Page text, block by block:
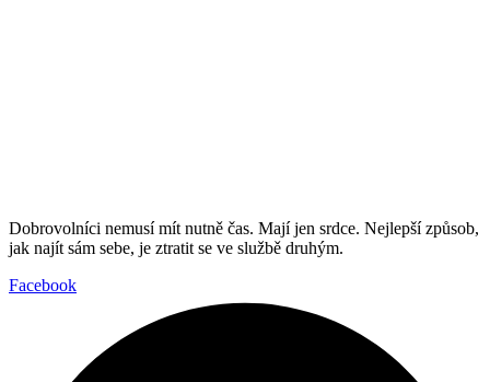
Dobrovolníci nemusí mít nutně čas. Mají jen srdce. Nejlepší způsob,
jak najít sám sebe, je ztratit se ve službě druhým.
Facebook